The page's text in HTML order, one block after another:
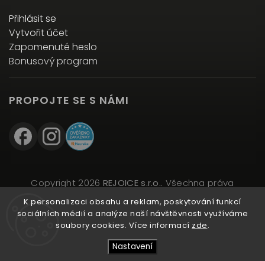
K personalizaci obsahu a reklam, poskytování funkcí
sociálních médií a analýze naší návštěvnosti využíváme
soubory cookies. Více informací zde.
Nastavení
Přihlásit se
Vytvořit účet
Zapomenuté heslo
Bonusový program
PROPOJTE SE S NÁMI
Copyright 2026 REJOICE s.r.o.. Všechna práva
vyhrazena.
Upravit nastavení cookies
VytvořilShoptet| DesignShoptak.cz